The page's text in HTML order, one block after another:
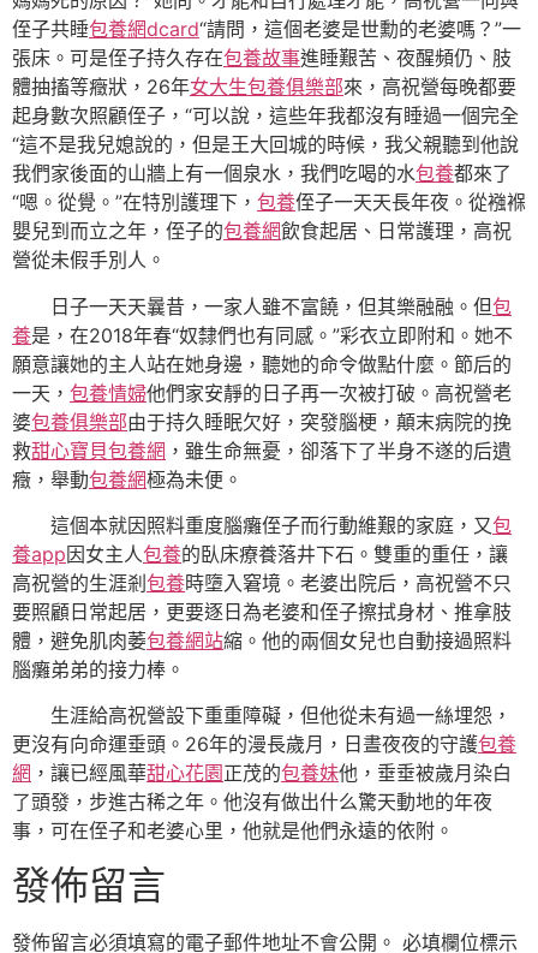
侄子共睡包養網dcard“請問，這個老婆是世勳的老婆嗎？”一
張床。可是侄子持久存在包養故事進睡艱苦、夜醒頻仍、肢
體抽搐等癥狀，26年女大生包養俱樂部來，高祝營每晚都要
起身數次照顧侄子，“可以說，這些年我都沒有睡過一個完全
“這不是我兒媳說的，但是王大回城的時候，我父親聽到他說
我們家後面的山牆上有一個泉水，我們吃喝的水包養都來了
“嗯。從覺。”在特別護理下， 包養侄子一天天長年夜。從襁褓
嬰兒到而立之年，侄子的包養網飲食起居、日常護理，高祝
營從未假手別人。
日子一天天曩昔，一家人雖不富饒，但其樂融融。但包
養是，在2018年春“奴隸們也有同感。”彩衣立即附和。她不
願意讓她的主人站在她身邊，聽她的命令做點什麼。節后的
一天， 包養情婦他們家安靜的日子再一次被打破。高祝營老
婆包養俱樂部由于持久睡眠欠好，突發腦梗，顛末病院的挽
救甜心寶貝包養網 ，雖生命無憂，卻落下了半身不遂的后遺
癥，舉動包養網極為未便。
這個本就因照料重度腦癱侄子而行動維艱的家庭，又包
養app因女主人包養的臥床療養落井下石。雙重的重任，讓
高祝營的生涯剎包養時墮入窘境。老婆出院后，高祝營不只
要照顧日常起居，更要逐日為老婆和侄子擦拭身材、推拿肢
體，避免肌肉萎包養網站縮。他的兩個女兒也自動接過照料
腦癱弟弟的接力棒。
生涯給高祝營設下重重障礙，但他從未有過一絲埋怨，
更沒有向命運垂頭。26年的漫長歲月，日晝夜夜的守護包養
網 ，讓已經風華甜心花園正茂的包養妹他，垂垂被歲月染白
了頭發，步進古稀之年。他沒有做出什么驚天動地的年夜
事，可在侄子和老婆心里，他就是他們永遠的依附。
發佈留言
發佈留言必須填寫的電子郵件地址不會公開。 必填欄位標示